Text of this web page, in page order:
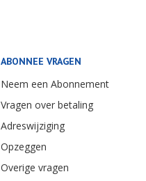
ABONNEE VRAGEN
Neem een Abonnement
Vragen over betaling
Adreswijziging
Opzeggen
Overige vragen